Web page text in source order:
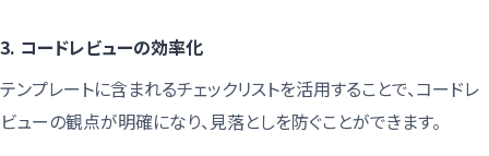
3. コードレビューの効率化
テンプレートに含まれるチェックリストを活用することで、コードレ
ビューの観点が明確になり、見落としを防ぐことができます。